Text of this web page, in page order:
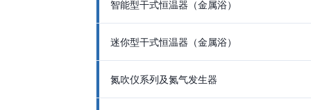
智能型干式恒温器（金属浴）
迷你型干式恒温器（金属浴）
氮吹仪系列及氮气发生器